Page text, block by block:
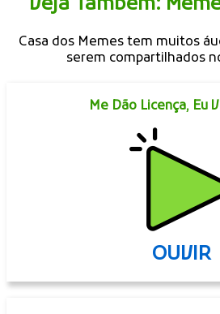
Casa dos Memes tem muitos
serem compartilhados
Me Dão Licença, Eu
OUVIR